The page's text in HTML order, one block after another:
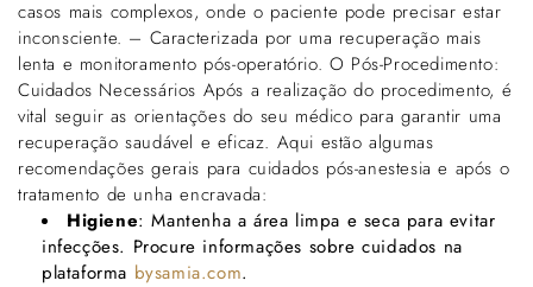
casos mais complexos, onde o paciente pode precisar estar
inconsciente. – Caracterizada por uma recuperação mais
lenta e monitoramento pós-operatório. O Pós-Procedimento:
Cuidados Necessários Após a realização do procedimento, é
vital seguir as orientações do seu médico para garantir uma
recuperação saudável e eficaz. Aqui estão algumas
recomendações gerais para cuidados pós-anestesia e após o
tratamento de unha encravada:
Higiene: Mantenha a área limpa e seca para evitar
infecções. Procure informações sobre cuidados na
plataforma bysamia.com.